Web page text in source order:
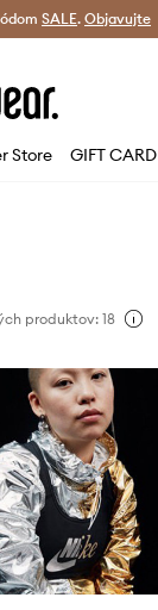
aj do 24 h >
SALE. Objavujte
Store GIFT CARD
produktov: 18